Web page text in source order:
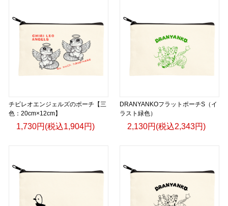
チビレオエンジェルズのポーチ【三
色：20cm×12cm】
1,730円(税込1,904円)
DRANYANKOフラットポーチS（イ
ラスト緑色）
2,130円(税込2,343円)